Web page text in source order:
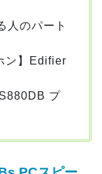
人のパート
ン】Edifier
プ